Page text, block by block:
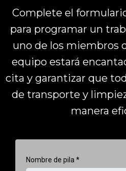
Complete el
para programar un
uno de los miembros
equipo estará
cita y garantizar que
de transporte y
manera
Nombre de pila *